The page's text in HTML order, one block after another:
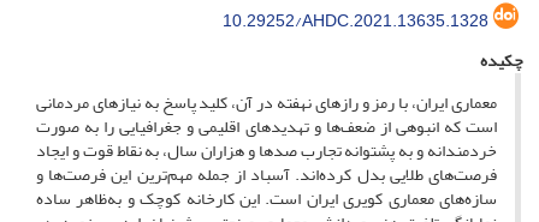
10.29252/AHDC.2021.13635.1328
چکیده
معماری ایران، با رمز و رازهای نهفته در آن، کلید پاسخ به نیازهای مردمانی
است که انبوهی از ضعف‌ها و تهدیدهای اقلیمی و جغرافیایی را به صورت
خردمندانه و به پشتوانه تجارب صدها و هزاران سال، به نقاط قوت و ایجاد
فرصت‌های طلایی بدل کرده‌اند. آسباد از جمله مهم‌ترین این فرصت‌ها و
سازه‌های معماری کویری ایران است. این کارخانه کوچک و به‌ظاهر ساده